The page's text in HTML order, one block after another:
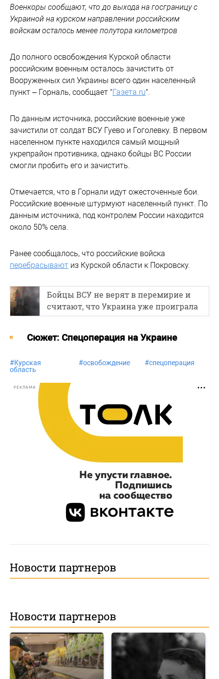
Военкоры сообщают, что до выхода на госграницу с
Украиной на курском направлении российским
войскам осталось менее полутора километров
До полного освобождения Курской области
российским военным осталось зачистить от
Вооруженных сил Украины всего один населенный
пункт – Горналь, сообщает "Газета.ru".
По данным источника, российские военные уже
зачистили от солдат ВСУ Гуево и Гоголевку. В первом
населенном пункте находился самый мощный
укрепрайон противника, однако бойцы ВС России
смогли пробить его и зачистить.
Отмечается, что в Горнали идут ожесточенные бои.
Российские военные штурмуют населенный пункт. По
данным источника, под контролем России находится
около 50% села.
Ранее сообщалось, что российские войска
перебрасывают из Курской области к Покровску.
Бойцы ВСУ не верят в перемирие и
считают, что Украина уже проиграла
Cюжет: Спецоперация на Украине
#Курская
область
#освобождение #спецоперация
РЕКЛАМА
Новости партнеров
Новости партнеров